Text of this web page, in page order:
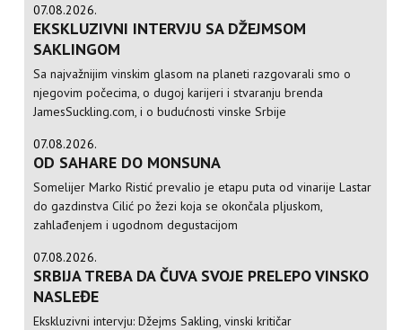
07.08.2026.
EKSKLUZIVNI INTERVJU SA DŽEJMSOM
SAKLINGOM
Sa najvažnijim vinskim glasom na planeti razgovarali smo o
njegovim počecima, o dugoj karijeri i stvaranju brenda
JamesSuckling.com, i o budućnosti vinske Srbije
07.08.2026.
OD SAHARE DO MONSUNA
Somelijer Marko Ristić prevalio je etapu puta od vinarije Lastar
do gazdinstva Cilić po žezi koja se okončala pljuskom,
zahlađenjem i ugodnom degustacijom
07.08.2026.
SRBIJA TREBA DA ČUVA SVOJE PRELEPO VINSKO
NASLEĐE
Ekskluzivni intervju: Džejms Sakling, vinski kritičar